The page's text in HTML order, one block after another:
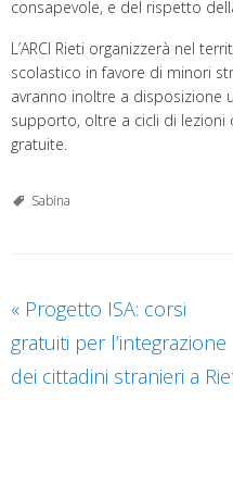
consapevole, e del rispetto
L’ARCI Rieti organizzerà nel
scolastico in favore di minori
avranno inoltre a
supporto, oltre a cicli di lezioni
gratuite.
Sabina
« Progetto ISA: corsi
gratuiti per l’integrazione
dei cittadini stranieri a